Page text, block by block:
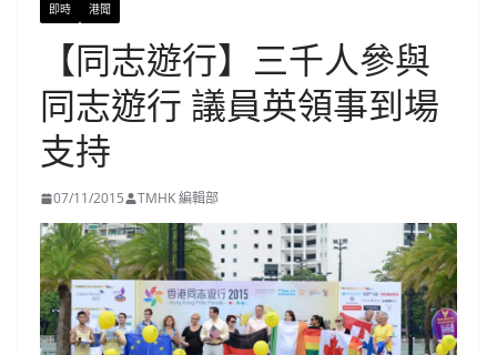
即時 港聞
【同志遊行】三千人參與
同志遊行 議員英領事到場
支持
07/11/2015 TMHK 編輯部